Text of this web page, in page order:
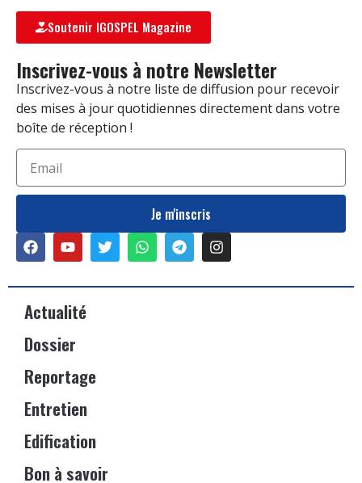
Soutenir IGOSPEL Magazine
Inscrivez-vous à notre Newsletter
Inscrivez-vous à notre liste de diffusion pour recevoir
des mises à jour quotidiennes directement dans votre
boîte de réception !
Je m'inscris
Actualité
Dossier
Reportage
Entretien
Edification
Bon à savoir